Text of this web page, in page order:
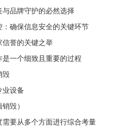
品牌守护的必然选择
确保信息安全的关键环节
信誉的关键之举
一个细致且重要的过程
毁
业设备
毁）
要从多个方面进行综合考量